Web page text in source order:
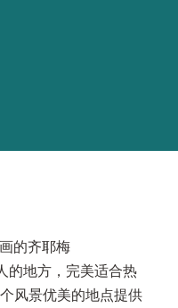
的齐耶梅
的地方，完美适合热
风景优美的地点提供